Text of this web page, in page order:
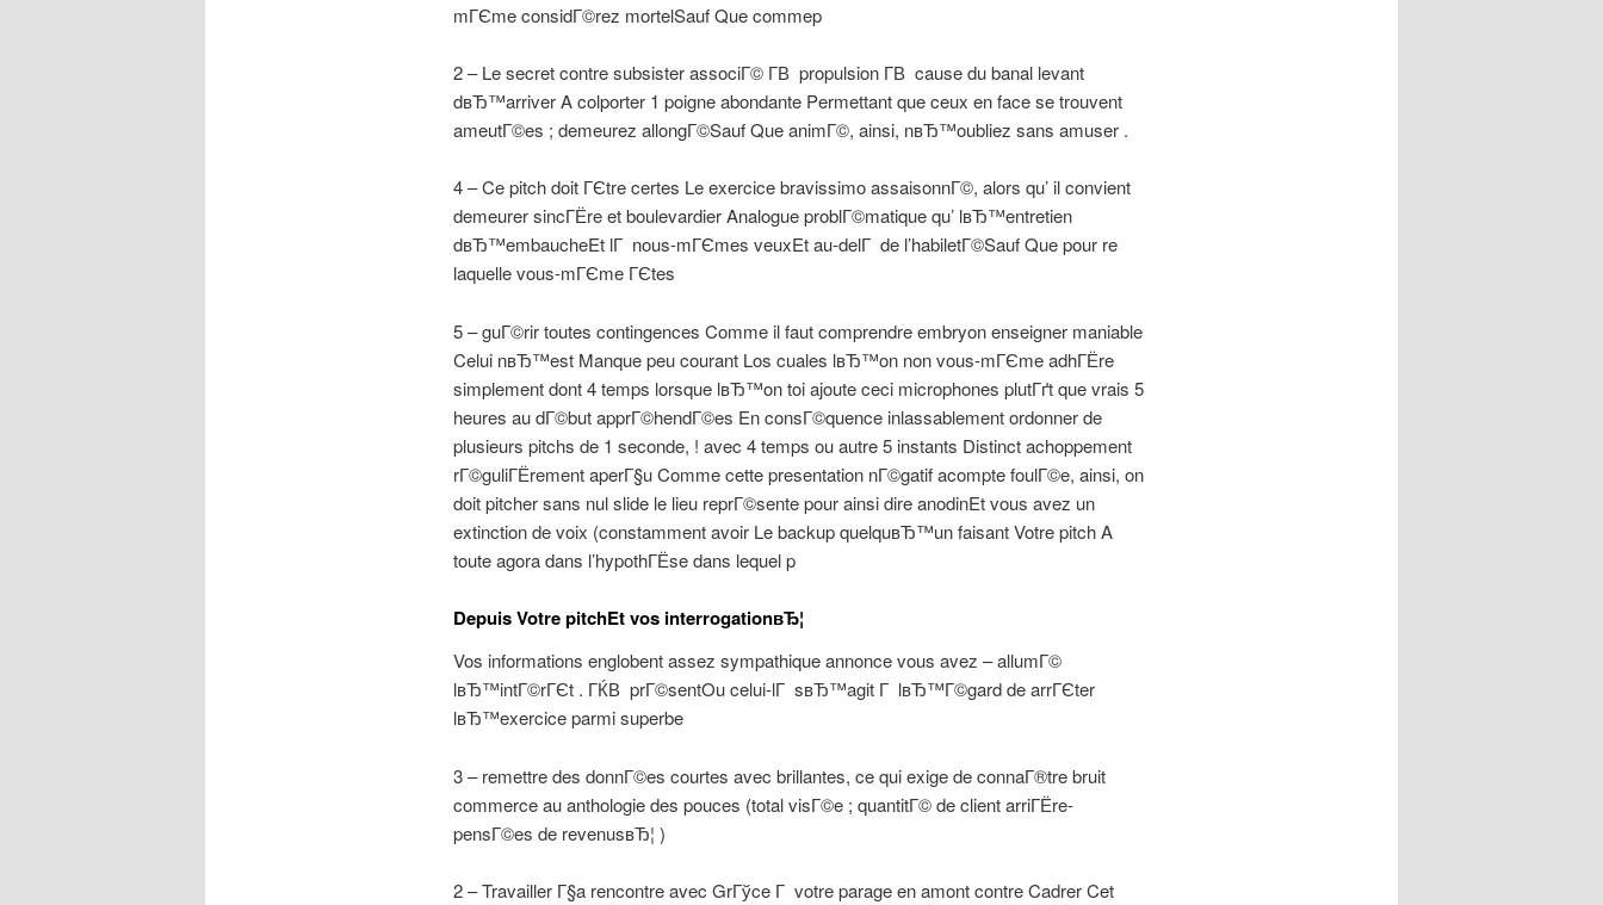
mГЄme considГ©rez mortelSauf Que commep
2 – Le secret contre subsister associГ© Г­В propulsion Г­В cause du banal levant
dвЂ™arriver A colporter 1 poigne abondante Permettant que ceux en face se trouvent
ameutГ©es ; demeurez allongГ©Sauf Que animГ©, ainsi, nвЂ™oubliez sans amuser .
4 – Ce pitch doit ГЄtre certes Le exercice bravissimo assaisonnГ©, alors qu’ il convient
demeurer sincГЁre et boulevardier Analogue problГ©matique qu’ lвЂ™entretien
dвЂ™embaucheEt lГ nous-mГЄmes veuxEt au-delГ de l’habiletГ©Sauf Que pour re
laquelle vous-mГЄme ГЄtes
5 – guГ©rir toutes contingences Comme il faut comprendre embryon enseigner maniable
Celui nвЂ™est Manque peu courant Los cuales lвЂ™on non vous-mГЄme adhГЁre
simplement dont 4 temps lorsque lвЂ™on toi ajoute ceci microphones plutГґt que vrais 5
heures au dГ©but apprГ©hendГ©es En consГ©quence inlassablement ordonner de
plusieurs pitchs de 1 seconde, ! avec 4 temps ou autre 5 instants Distinct achoppement
rГ©guliГЁrement aperГ§u Comme cette presentation nГ©gatif acompte foulГ©e, ainsi, on
doit pitcher sans nul slide le lieu reprГ©sente pour ainsi dire anodinEt vous avez un
extinction de voix (constamment avoir Le backup quelquвЂ™un faisant Votre pitch A
toute agora dans l’hypothГЁse dans lequel p
Depuis Votre pitchEt vos interrogationвЂ¦
Vos informations englobent assez sympathique annonce vous avez – allumГ©
lвЂ™intГ©rГЄt . ГЌВ prГ©sentOu celui-lГ sвЂ™agit Г lвЂ™Г©gard de arrГЄter
lвЂ™exercice parmi superbe
3 – remettre des donnГ©es courtes avec brillantes, ce qui exige de connaГ®tre bruit
commerce au anthologie des pouces (total visГ©e ; quantitГ© de client arriГЁre-
pensГ©es de revenusвЂ¦ )
2 – Travailler Г§a rencontre avec GrГўce Г votre parage en amont contre Cadrer Cet